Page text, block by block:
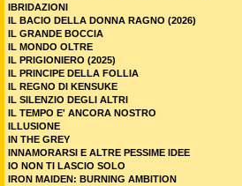
IBRIDAZIONI
IL BACIO DELLA DONNA RAGNO (2026)
IL GRANDE BOCCIA
IL MONDO OLTRE
IL PRIGIONIERO (2025)
IL PRINCIPE DELLA FOLLIA
IL REGNO DI KENSUKE
IL SILENZIO DEGLI ALTRI
IL TEMPO E' ANCORA NOSTRO
ILLUSIONE
IN THE GREY
INNAMORARSI E ALTRE PESSIME IDEE
IO NON TI LASCIO SOLO
IRON MAIDEN: BURNING AMBITION